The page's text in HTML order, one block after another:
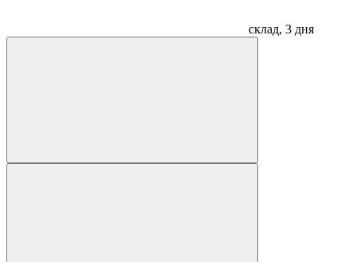
склад, 3 дня